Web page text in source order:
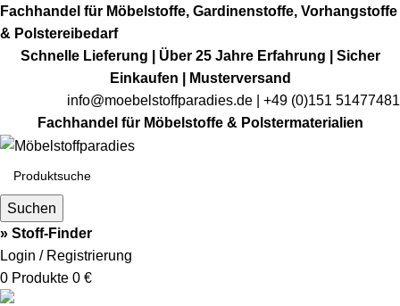
Fachhandel für Möbelstoffe, Gardinenstoffe, Vorhangstoffe
& Polstereibedarf
Schnelle Lieferung | Über 25 Jahre Erfahrung | Sicher
Einkaufen | Musterversand
info@moebelstoffparadies.de | +49 (0)151 51477481
Fachhandel für Möbelstoffe & Polstermaterialien
Suchen
» Stoff-Finder
Login / Registrierung
0 Produkte 0 €